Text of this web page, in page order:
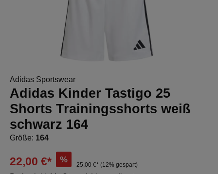
Adidas Sportswear
Adidas Kinder Tastigo 25
Shorts Trainingsshorts weiß
schwarz 164
Größe: 164
22,00 €* %
25,00 €* (12% gespart)